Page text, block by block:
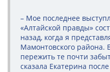
– Мое последнее
«Алтайской правды»
назад, когда я
Мамонтовского
пережить те почти
сказала Екатерина